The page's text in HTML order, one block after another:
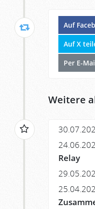
Auf
Auf X
Per E-
Weitere
Relay